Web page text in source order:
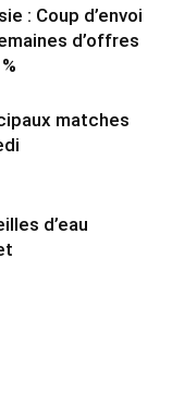
: Coup d’envoi
d’offres
matches
d’eau